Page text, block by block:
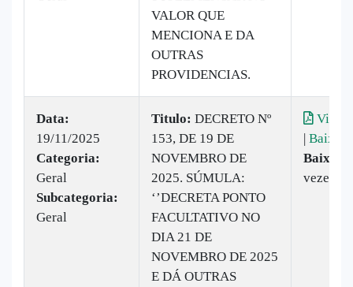
VALOR QUE
MENCIONA E DA
OUTRAS
PROVIDENCIAS.
Data:
19/11/2025
Categoria:
Geral
Subcategoria:
Geral
Titulo: DECRETO Nº
153, DE 19 DE
NOVEMBRO DE
2025. SÚMULA:
‘’DECRETA PONTO
FACULTATIVO NO
DIA 21 DE
NOVEMBRO DE 2025
E DÁ OUTRAS
| Baixar
vezes